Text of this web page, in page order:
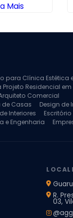
Mais
para Clínica Estética
Residencial em
Comercial
de Casas
Design de
Interiores
e Engenharia
R.
03,